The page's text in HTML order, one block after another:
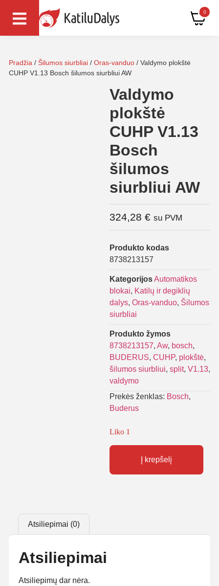
0
Pradžia / Šilumos siurbliai / Oras-vanduo / Valdymo plokštė
CUHP V1.13 Bosch šilumos siurbliui AW
Valdymo
plokštė
CUHP V1.13
Bosch
šilumos
siurbliui AW
324,28 € su PVM
Produkto kodas
8738213157
KategorijosAutomatikos
blokai, Katilų ir degiklių
dalys, Oras-vanduo, Šilumos
siurbliai
Produkto žymos
8738213157, Aw, bosch,
BUDERUS, CUHP, plokštė,
šilumos siurbliui, split, V1.13,
valdymo
Prekės ženklas: Bosch,
Buderus
Liko 1
Į krepšelį
Atsiliepimai (0)
Atsiliepimai
Atsiliepimų dar nėra.